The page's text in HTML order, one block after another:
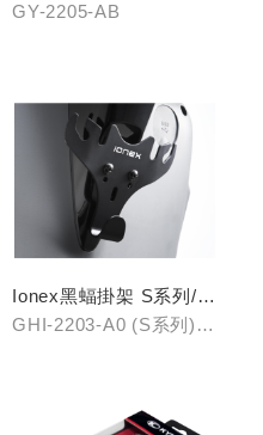
GY-2205-AB
Ionex黑蝠掛架 S系列/i-
One
GHI-2203-A0 (S系列)、